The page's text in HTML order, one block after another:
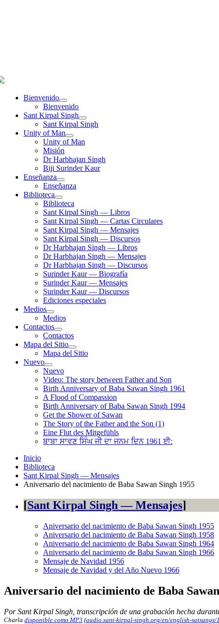
Bienvenido
Bienvenido
Sant Kirpal Singh
Sant Kirpal Singh
Unity of Man
Unity of Man
Misión
Dr Harbhajan Singh
Biji Surinder Kaur
Enseñanza
Enseñanza
Biblioteca
Biblioteca
Sant Kirpal Singh — Libros
Sant Kirpal Singh — Cartas Circulares
Sant Kirpal Singh — Mensajes
Sant Kirpal Singh — Discursos
Dr Harbhajan Singh — Libros
Dr Harbhajan Singh — Mensajes
Dr Harbhajan Singh — Discursos
Surinder Kaur — Biografía
Surinder Kaur — Mensajes
Surinder Kaur — Discursos
Ediciones especiales
Medios
Medios
Contactos
Contactos
Mapa del Sitio
Mapa del Sitio
Nuevo
Nuevo
Video: The story between Father and Son
Birth Anniversary of Baba Sawan Singh 1961
A Flood of Compassion
Birth Anniversary of Baba Sawan Singh 1994
Get the Shower of Sawan
The Story of the Father and the Son (1)
Eine Flut des Mitgefühls
ਬਾਬਾ ਸਾਵਣ ਸਿੰਘ ਜੀ ਦਾ ਜਨਮ ਦਿਨ 1961 ਈ:
Inicio
Biblioteca
Sant Kirpal Singh — Mensajes
Aniversario del nacimiento de Baba Sawan Singh 1955
Sant Kirpal Singh — Mensajes
Aniversario del nacimiento de Baba Sawan Singh 1955
Aniversario del nacimiento de Baba Sawan Singh 1958
Aniversario del nacimiento de Baba Sawan Singh 1964
Aniversario del nacimiento de Baba Sawan Singh 1966
Mensaje de Navidad 1956
Mensaje de Navidad y del Año Nuevo 1966
Aniversario del nacimiento de Baba
Por Sant Kirpal Singh, transcripción de una grabación hecha
Charla disponible como MP3 (audio.sant-kirpal-singh.org/en/english-satsangs/